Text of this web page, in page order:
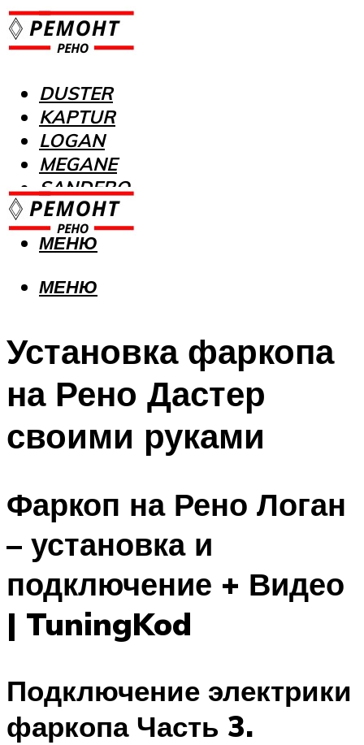
DUSTER
KAPTUR
LOGAN
MEGANE
SANDERO
МЕНЮ
МЕНЮ
Установка фаркопа
на Рено Дастер
своими руками
Фаркоп на Рено Логан
– установка и
подключение + Видео
| TuningKod
Подключение электрики
фаркопа Часть 3.